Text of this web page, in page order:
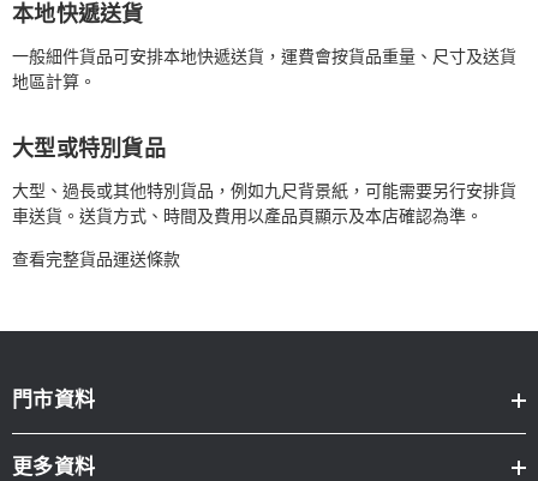
本地快遞送貨
一般細件貨品可安排本地快遞送貨，運費會按貨品重量、尺寸及送貨
地區計算。
大型或特別貨品
大型、過長或其他特別貨品，例如九尺背景紙，可能需要另行安排貨
車送貨。送貨方式、時間及費用以產品頁顯示及本店確認為準。
查看完整貨品運送條款
門市資料
更多資料